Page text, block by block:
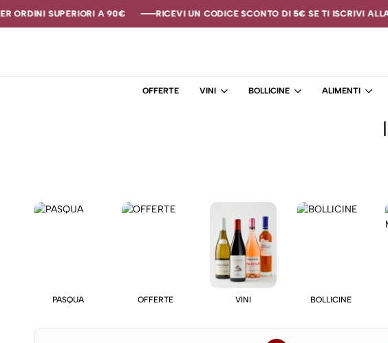
ORDINI SUPERIORI A 90€ RICEVI UN CODICE SCONTO DI 5€ SE TI ISCRIVI ALLA
ORDINI SUPERIORI A 90€ RICEVI UN CODICE SCONTO DI 5€ SE TI ISCRIVI ALLA
ORDINI SUPERIORI A 90€ RICEVI UN CODICE SCONTO DI 5€ SE TI ISCRIVI ALLA
OFFERTE VINI BOLLICINE ALIMENTI
PASQUA OFFERTE VINI BOLLICINE